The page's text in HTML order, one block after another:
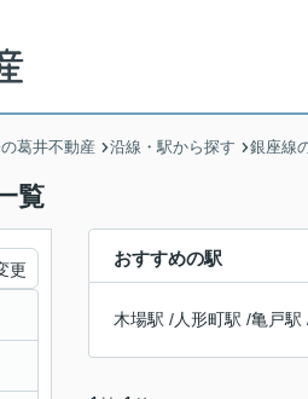
葛井不動産 沿線・駅から探す 銀座線
覧
おすすめの駅
木場駅 /人形町駅 /亀戸駅
更